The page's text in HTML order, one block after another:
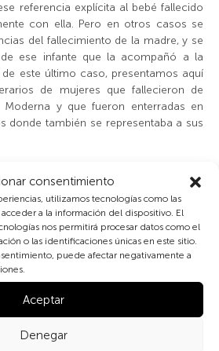
consentimiento
utilizamos tecnologías como las
a la información del dispositivo. El
nos permitirá procesar datos como el
o las identificaciones únicas en este sitio.
puede afectar negativamente a
Aceptar
Denegar
referencia explícita al bebé fallecido
con ella. Pero en otros casos se
del fallecimiento de la madre, y se
ese infante que la acompañó a la
este último caso, presentamos aquí
de mujeres que fallecieron de
y que fueron enterradas en
donde también se representaba a sus
el monumento funerario de Elizabeth
la catedral de Gloucester. Falleció en
junto con el bebé al que dio a luz.
el obispo Miles Smith, comisionó
la madre aparece tumbada de lado
representada como si estuviese viva.
la imagen de un bebé enfajado
infante difunto enterrado con ella,
con vida.
ver el impresionante cenotafio